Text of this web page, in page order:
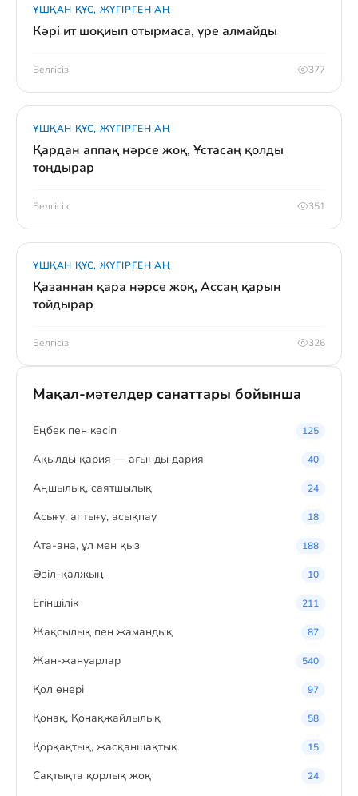
ҰШҚАН ҚҰС, ЖҮГІРГЕН АҢ
Кәрі ит шоқиып отырмаса, үре алмайды
Белгісіз 377
ҰШҚАН ҚҰС, ЖҮГІРГЕН АҢ
Қардан аппақ нәрсе жоқ, Ұстасаң қолды
тоңдырар
Белгісіз 351
ҰШҚАН ҚҰС, ЖҮГІРГЕН АҢ
Қазаннан қара нәрсе жоқ, Ассаң қарын
тойдырар
Белгісіз 326
Мақал-мәтелдер санаттары бойынша
Eңбек пен кәсіп 125
Ақылды қария — ағынды дария 40
Аңшылық, саятшылық 24
Асығу, аптығу, асықпау 18
Ата-ана, ұл мен қыз 188
Әзіл-қалжың 10
Егіншілік 211
Жақсылық пен жамандық 87
Жан-жануарлар 540
Қол өнері 97
Қонақ, Қонақжайлылық 58
Қорқақтық, жасқаншақтық 15
Сақтықта қорлық жоқ 24